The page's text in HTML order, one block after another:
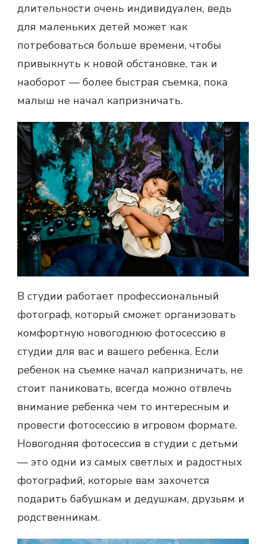
длительности очень индивидуален, ведь
для маленьких детей может как
потребоваться больше времени, чтобы
привыкнуть к новой обстановке, так и
наоборот — более быстрая съемка, пока
малыш не начал капризничать.
В студии работает профессиональный
фотограф, который сможет организовать
комфортную новогоднюю фотосессию в
студии для вас и вашего ребенка. Если
ребенок на съемке начал капризничать, не
стоит паниковать, всегда можно отвлечь
внимание ребенка чем то интересным и
провести фотосессию в игровом формате.
Новогодняя фотосессия в студии с детьми
— это одни из самых светлых и радостных
фотографий, которые вам захочется
подарить бабушкам и дедушкам, друзьям и
родственникам.